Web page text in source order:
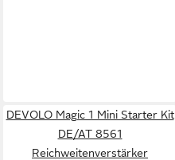
DEVOLO Magic 1 Mini Starter Kit
DE/AT 8561
Reichweitenverstärker